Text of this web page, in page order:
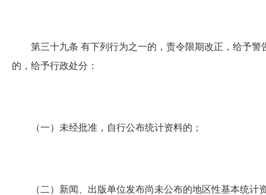
第三十九条 有下列行为之一的，责令限期改正，给予警
的，给予行政处分：
（一）未经批准，自行公布统计资料的；
（二）新闻、出版单位发布尚未公布的地区性基本统计